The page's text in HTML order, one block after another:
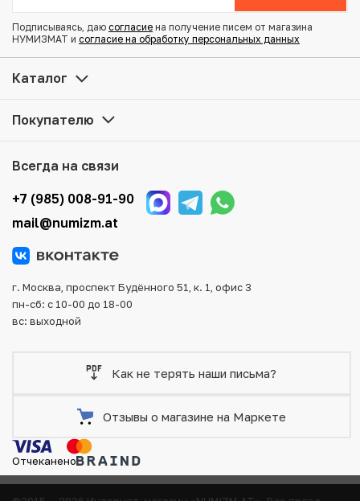
Купить 1/4 цента 1845 года Стрейтс Сетлментс по
привлекательной цене можно в нашем интернет-
магазине — Вам достаточно оформить заказ на сайте.
Для вашего удобства представлены несколько способов
оплаты и доставки заказа. Все отправления надежно и
тщательно упаковываются, что исключает возможность
повреждения во время доставки.
Подписываясь, даю согласие на получение писем от магазина
НУМИЗМАТ и согласие на обработку персональных данных
Каталог
Покупателю
Всегда на связи
+7 (985) 008-91-90
mail@numizm.at
г. Москва, проспект Будённого 51, к. 1, офис 3
пн-сб: с 10-00 до 18-00
вс: выходной
Как не терять наши письма?
Отзывы о магазине на Маркете
Отчеканено